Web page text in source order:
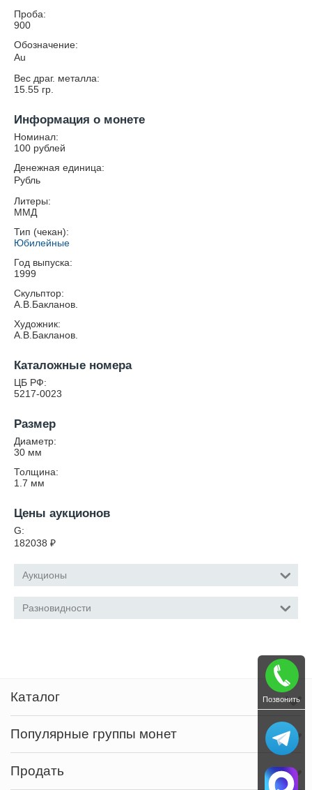
Проба:
900
Обозначение:
Au
Вес драг. металла:
15.55 гр.
Информация о монете
Номинал:
100 рублей
Денежная единица:
Рубль
Литеры:
ММД
Тип (чекан):
Юбилейные
Год выпуска:
1999
Скульптор:
А.В.Бакланов.
Художник:
А.В.Бакланов.
Каталожные номера
ЦБ РФ:
5217-0023
Размер
Диаметр:
30 мм
Толщина:
1.7 мм
Цены аукционов
G:
182038 ₽
Аукционы
Разновидности
Каталог
Популярные группы монет
Продать
Позвонить